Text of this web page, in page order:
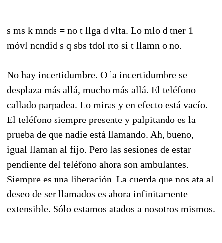
s ms k mnds = no t llga d vlta. Lo mlo d tner 1
móvl ncndid s q sbs tdol rto si t llamn o no.
No hay incertidumbre. O la incertidumbre se
desplaza más allá, mucho más allá. El teléfono
callado parpadea. Lo miras y en efecto está vacío.
El teléfono siempre presente y palpitando es la
prueba de que nadie está llamando. Ah, bueno,
igual llaman al fijo. Pero las sesiones de estar
pendiente del teléfono ahora son ambulantes.
Siempre es una liberación. La cuerda que nos ata al
deseo de ser llamados es ahora infinitamente
extensible. Sólo estamos atados a nosotros mismos.